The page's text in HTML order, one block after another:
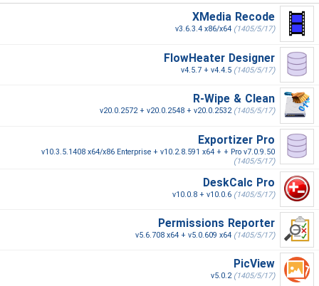
XMedia Recode
v3.6.3.4 x86/x64 (1405/5/17)
FlowHeater Designer
v4.5.7 + v4.4.5 (1405/5/17)
R-Wipe & Clean
v20.0.2572 + v20.0.2548 + v20.0.2532(1405/5/17)
Exportizer Pro
v10.3.5.1408 x64/x86 Enterprise + v10.2.8.591 x64 + + Pro v7.0.9.50
(1405/5/17)
DeskCalc Pro
v10.0.8 + v10.0.6 (1405/5/17)
Permissions Reporter
v5.6.708 x64 + v5.0.609 x64 (1405/5/17)
PicView
v5.0.2(1405/5/17)